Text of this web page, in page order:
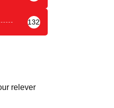
132
relever